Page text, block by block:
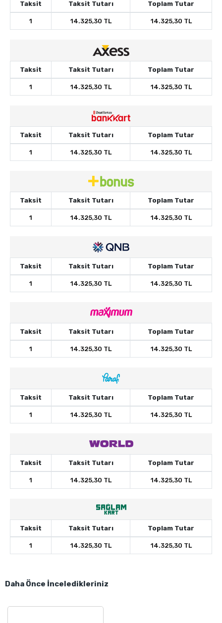
Taksit Taksit Tutarı Toplam Tutar
1 14.325,30 TL 14.325,30 TL
Taksit Taksit Tutarı Toplam Tutar
1 14.325,30 TL 14.325,30 TL
Taksit Taksit Tutarı Toplam Tutar
1 14.325,30 TL 14.325,30 TL
Taksit Taksit Tutarı Toplam Tutar
1 14.325,30 TL 14.325,30 TL
Taksit Taksit Tutarı Toplam Tutar
1 14.325,30 TL 14.325,30 TL
Taksit Taksit Tutarı Toplam Tutar
1 14.325,30 TL 14.325,30 TL
Taksit Taksit Tutarı Toplam Tutar
1 14.325,30 TL 14.325,30 TL
Taksit Taksit Tutarı Toplam Tutar
1 14.325,30 TL 14.325,30 TL
Taksit Taksit Tutarı Toplam Tutar
1 14.325,30 TL 14.325,30 TL
Daha Önce İnceledikleriniz